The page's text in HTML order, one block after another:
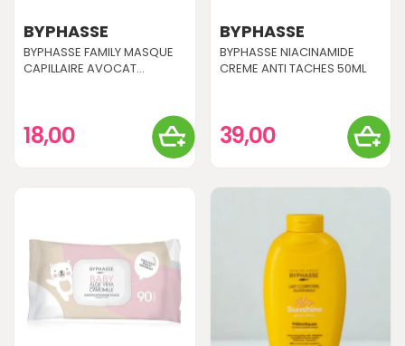
BYPHASSE
BYPHASSE FAMILY MASQUE
CAPILLAIRE AVOCAT...
18,00
BYPHASSE
BYPHASSE NIACINAMIDE
CREME ANTI TACHES 50ML
39,00